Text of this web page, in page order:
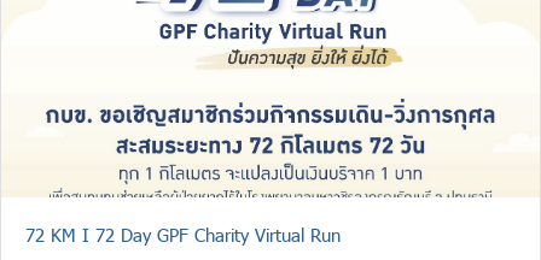
72 KM I 72 Day GPF Charity Virtual Run